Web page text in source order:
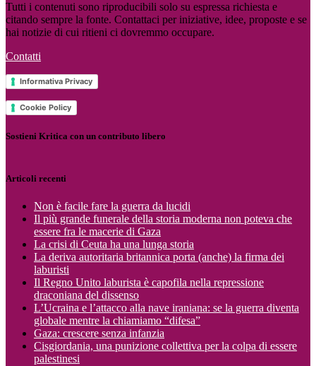
Tutti i contenuti sono riproducibili solo su espressa richiesta e
citando sempre la fonte. Contattaci per iniziative, idee, proposte e se
hai notizie di cui ritieni ci dovremmo occupare.
Contatti
Informativa Privacy
Cookie Policy
Sostieni Kritica con un contributo libero
Articoli recenti
Non è facile fare la guerra da lucidi
Il più grande funerale della storia moderna non poteva che
essere fra le macerie di Gaza
La crisi di Ceuta ha una lunga storia
La deriva autoritaria britannica porta (anche) la firma dei
laburisti
Il Regno Unito laburista è capofila nella repressione
draconiana del dissenso
L’Ucraina e l’attacco alla nave iraniana: se la guerra diventa
globale mentre la chiamiamo “difesa”
Gaza: crescere senza infanzia
Cisgiordania, una punizione collettiva per la colpa di essere
palestinesi